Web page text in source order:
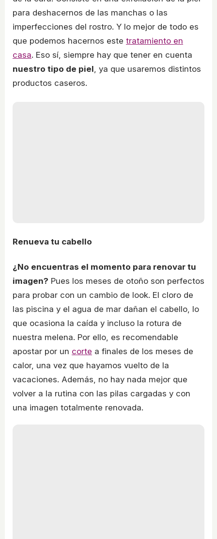
para deshacernos de las manchas o las
imperfecciones del rostro. Y lo mejor de todo es
que podemos hacernos este tratamiento en
casa. Eso sí, siempre hay que tener en cuenta
nuestro tipo de piel, ya que usaremos distintos
productos caseros.
Renueva tu cabello
¿No encuentras el momento para renovar tu
imagen? Pues los meses de otoño son perfectos
para probar con un cambio de look. El cloro de
las piscina y el agua de mar dañan el cabello, lo
que ocasiona la caída y incluso la rotura de
nuestra melena. Por ello, es recomendable
apostar por un corte a finales de los meses de
calor, una vez que hayamos vuelto de la
vacaciones. Además, no hay nada mejor que
volver a la rutina con las pilas cargadas y con
una imagen totalmente renovada.